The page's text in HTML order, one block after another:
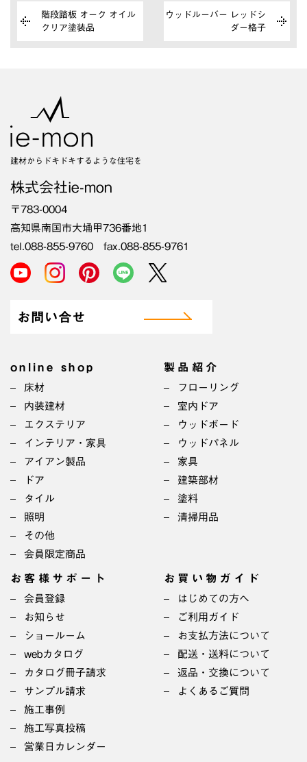
階段踏板 オーク オイル
クリア塗装品
ウッドルーバー レッドシ
ダー格子
建材からドキドキするような住宅を
株式会社ie-mon
〒783-0004
高知県南国市大埇甲736番地1
tel.088-855-9760 fax.088-855-9761
お問い合せ
online shop
床材
内装建材
エクステリア
インテリア・家具
アイアン製品
ドア
タイル
照明
その他
会員限定商品
製品紹介
フローリング
室内ドア
ウッドボード
ウッドパネル
家具
建築部材
塗料
清掃用品
お客様サポート
会員登録
お知らせ
ショールーム
webカタログ
カタログ冊子請求
サンプル請求
施工事例
施工写真投稿
営業日カレンダー
お買い物ガイド
はじめての方へ
ご利用ガイド
お支払方法について
配送・送料について
返品・交換について
よくあるご質問